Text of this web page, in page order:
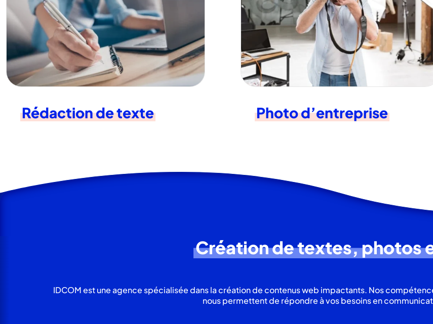
Rédaction de texte Photo d’entreprise
Création de textes, photos
IDCOM est une agence spécialisée dans la création de contenus web impactants. Nos
nous permettent de répondre à vos besoins en